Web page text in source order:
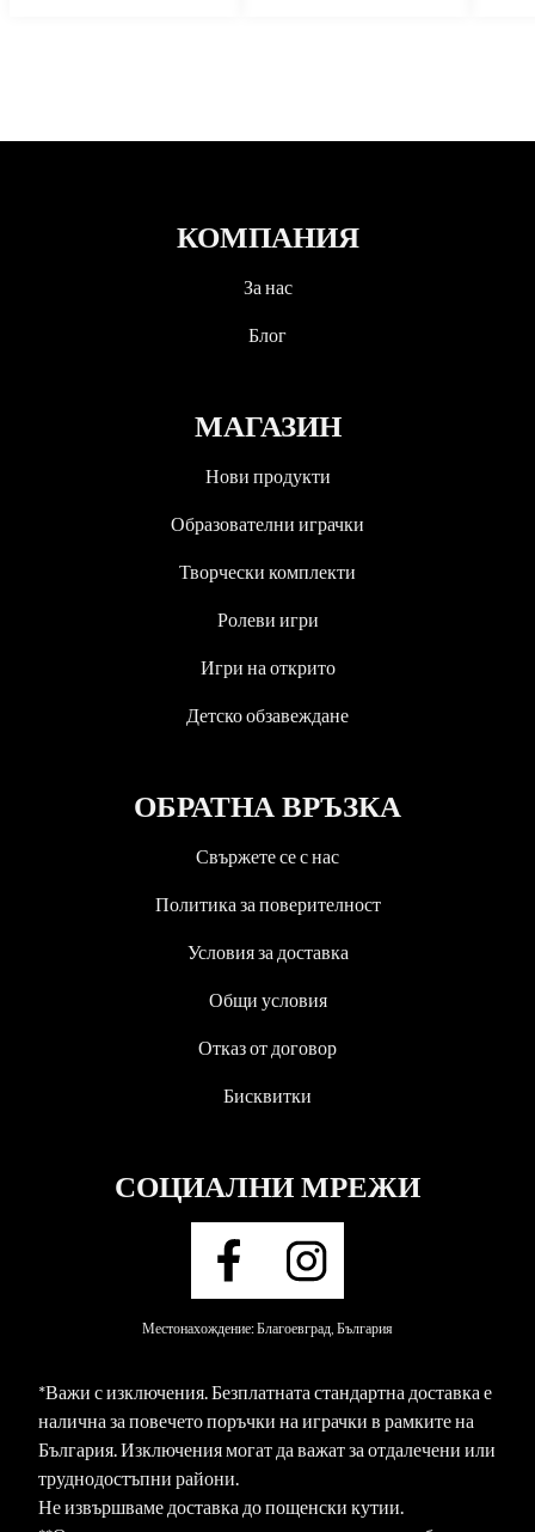
КОМПАНИЯ
За нас
Блог
МАГАЗИН
Нови продукти
Образователни играчки
Творчески комплекти
Ролеви игри
Игри на открито
Детско обзавеждане
ОБРАТНА ВРЪЗКА
Свържете се с нас
Политика за поверителност
Условия за доставка
Общи условия
Отказ от договор
Бисквитки
СОЦИАЛНИ МРЕЖИ
Местонахождение: Благоевград, България
*Важи с изключения. Безплатната стандартна доставка е
налична за повечето поръчки на играчки в рамките на
България. Изключения могат да важат за отдалечени или
труднодостъпни райони.
Не извършваме доставка до пощенски кутии.